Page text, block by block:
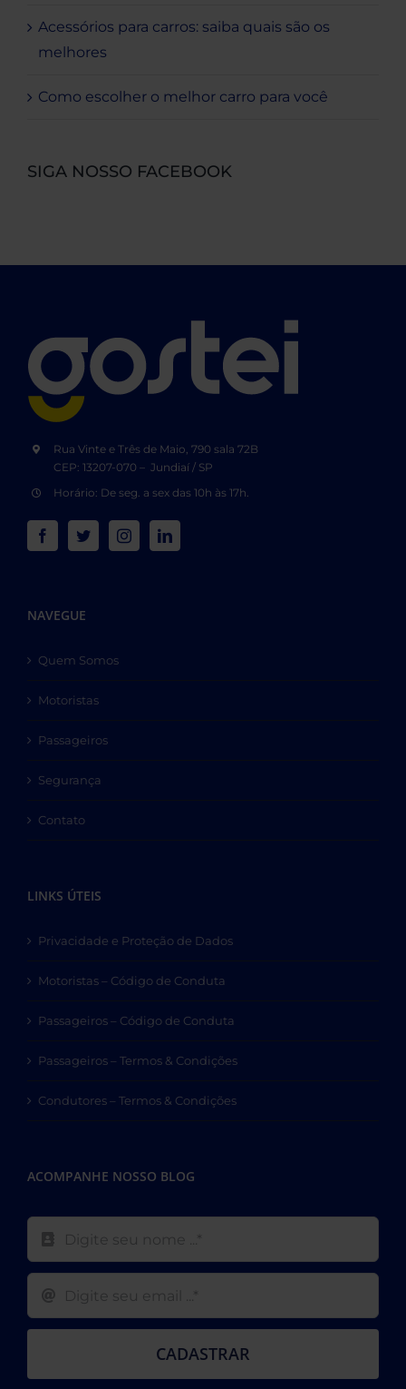
Acessórios para carros: saiba quais são os
melhores
Como escolher o melhor carro para você
SIGA NOSSO FACEBOOK
Rua Vinte e Três de Maio, 790 sala 72B
CEP: 13207-070 – Jundiaí / SP
Horário: De seg. a sex das 10h às 17h.
NAVEGUE
Quem Somos
Motoristas
Passageiros
Segurança
Contato
LINKS ÚTEIS
Privacidade e Proteção de Dados
Motoristas – Código de Conduta
Passageiros – Código de Conduta
Passageiros – Termos & Condições
Condutores – Termos & Condições
ACOMPANHE NOSSO BLOG
CADASTRAR